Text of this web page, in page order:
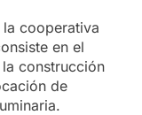
cooperativa
en el
construcción
de